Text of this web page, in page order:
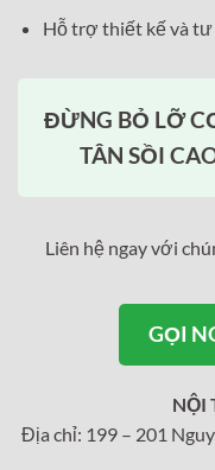
Hỗ trợ thiết kế và tư
ĐỪNG BỎ LỠ
TÂN SỒI
Liên hệ ngay với
GỌI
NỘI
Địa chỉ: 199 – 201